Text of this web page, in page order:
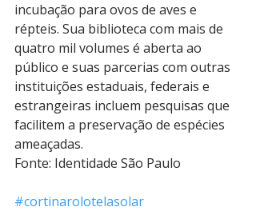
incubação para ovos de aves e
répteis. Sua biblioteca com mais de
quatro mil volumes é aberta ao
público e suas parcerias com outras
instituições estaduais, federais e
estrangeiras incluem pesquisas que
facilitem a preservação de espécies
ameaçadas.
Fonte: Identidade São Paulo
#cortinarolotelasolar